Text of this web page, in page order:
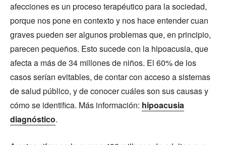
afecciones es un proceso terapéutico para la sociedad,
porque nos pone en contexto y nos hace entender cuan
graves pueden ser algunos problemas que, en principio,
parecen pequeños. Esto sucede con la hipoacusia, que
afecta a más de 34 millones de niños. El 60% de los
casos serían evitables, de contar con acceso a sistemas
de salud público, y de conocer cuáles son sus causas y
cómo se identifica. Más información: hipoacusia
diagnóstico.